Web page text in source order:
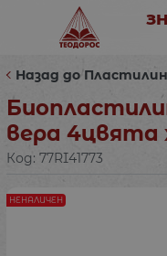
Назад до
вера 4цвята
Код: 77RI41773
НЕНАЛИЧЕН